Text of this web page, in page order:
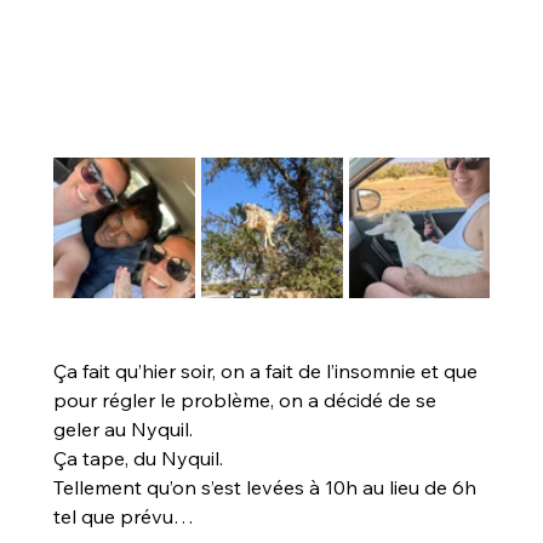
Ça fait qu’hier soir, on a fait de l’insomnie et que
pour régler le problème, on a décidé de se
geler au Nyquil.
Ça tape, du Nyquil.
Tellement qu’on s’est levées à 10h au lieu de 6h
tel que prévu…